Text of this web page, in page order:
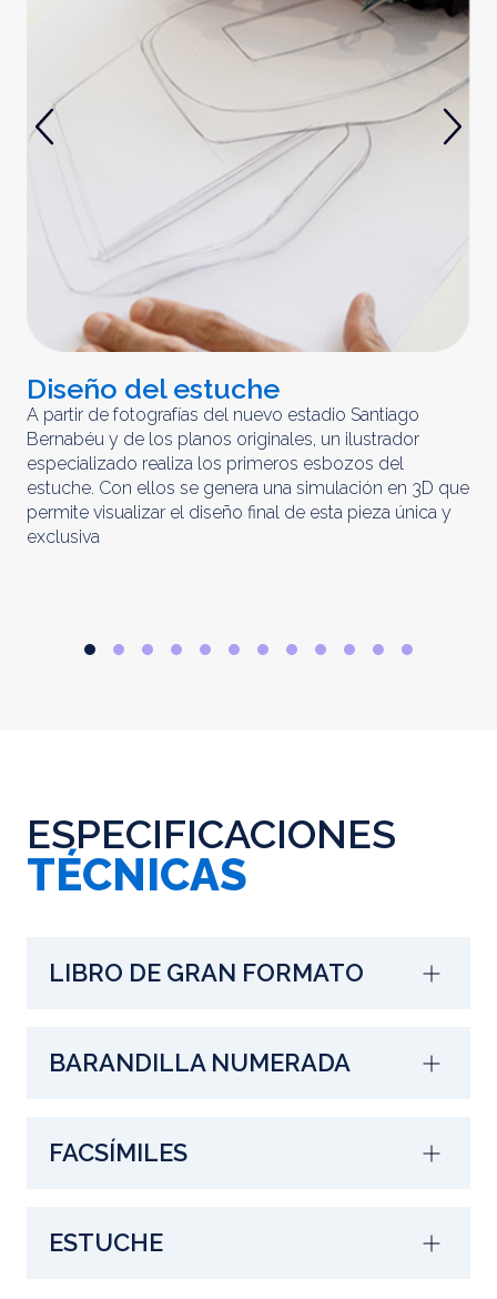
Diseño del estuche
A partir de fotografías del nuevo estadio Santiago
Bernabéu y de los planos originales, un ilustrador
especializado realiza los primeros esbozos del
estuche. Con ellos se genera una simulación en 3D que
permite visualizar el diseño final de esta pieza única y
exclusiva
ESPECIFICACIONES
TÉCNICAS
LIBRO DE GRAN FORMATO
BARANDILLA NUMERADA
FACSÍMILES
ESTUCHE